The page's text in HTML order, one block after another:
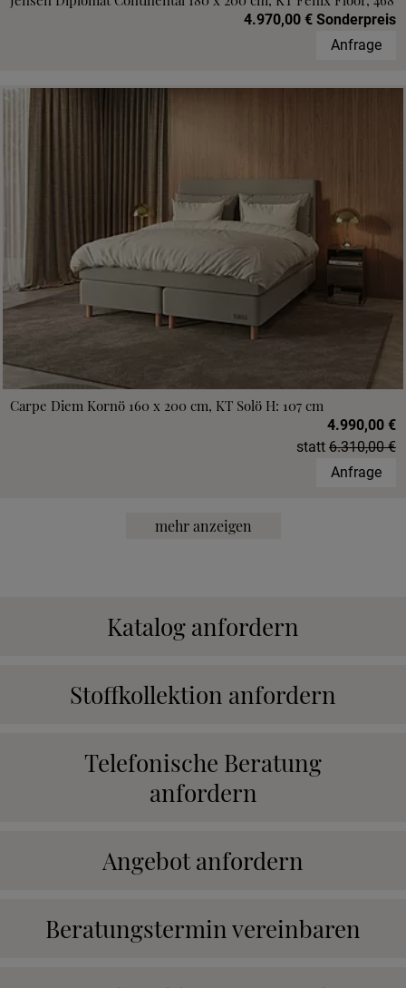
4.970,00 € Sonderpreis
Anfrage
Carpe Diem Kornö 160 x 200 cm, KT Solö H: 107 cm
4.990,00 €
statt 6.310,00 €
Anfrage
mehr anzeigen
Katalog anfordern
Stoffkollektion anfordern
Telefonische Beratung
anfordern
Angebot anfordern
Beratungstermin vereinbaren